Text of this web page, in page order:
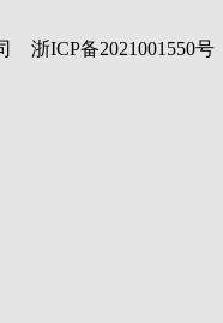
浙ICP备2021001550号